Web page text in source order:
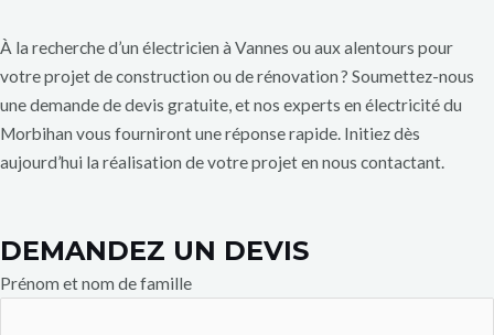
À la recherche d’un électricien à Vannes ou aux alentours pour
votre projet de construction ou de rénovation ? Soumettez-nous
une demande de devis gratuite, et nos experts en électricité du
Morbihan vous fourniront une réponse rapide. Initiez dès
aujourd’hui la réalisation de votre projet en nous contactant.
DEMANDEZ UN DEVIS
Prénom et nom de famille